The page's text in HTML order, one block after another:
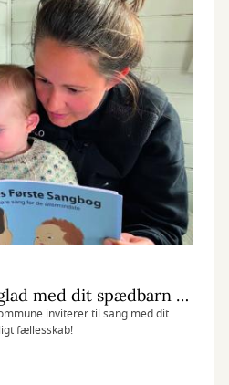
Udsolgt! Syng dig glad med dit spædbarn – Forløb 1
inviterer til sang med dit
fællesskab!